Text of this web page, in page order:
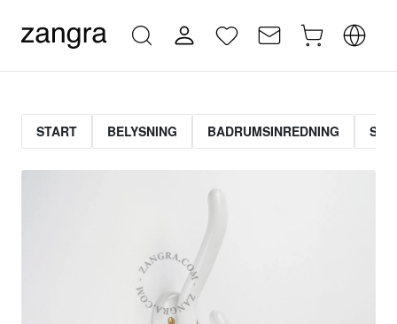
START BELYSNING BADRUMSINREDNING